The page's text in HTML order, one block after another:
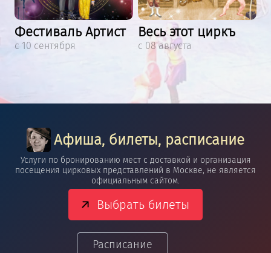
Фестиваль Артист
с 10 сентября
Весь этот циркъ
с 08 августа
Афиша, билеты, расписание
Услуги по бронированию мест с доставкой и организация
посещения цирковых представлений в Москве, не является
официальным сайтом.
Выбрать билеты
Расписание